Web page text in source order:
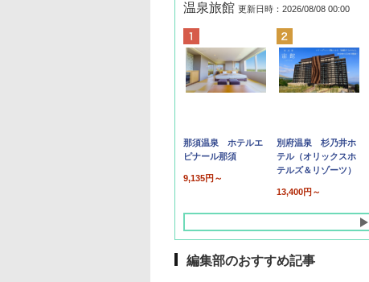
温泉旅館 更新日時：2026/08/08 00:00
那須温泉 ホテルエ
ピナール那須
9,135円～
別府温泉 杉乃井ホ
テル（オリックスホ
テルズ＆リゾーツ）
13,400円～
編集部のおすすめ記事